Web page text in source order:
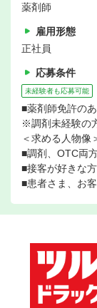
薬剤師
雇用形態
正社員
応募条件
未経験者も応募可能
■薬剤師免許の
※調剤未経験の
＜求める人物像
■調剤、OTC両
■接客が好きな方
■患者さま、お